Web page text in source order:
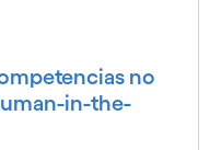
no
in-the-